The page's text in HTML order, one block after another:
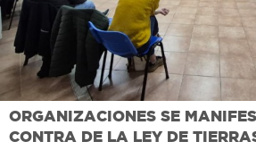
ORGANIZACIONES SE
CONTRA DE LA LEY DE